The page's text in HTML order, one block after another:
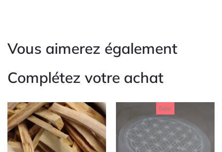
Vous aimerez également
Complétez votre achat
Sale!
Le
prix
initial
était :
19,90 €.
est :